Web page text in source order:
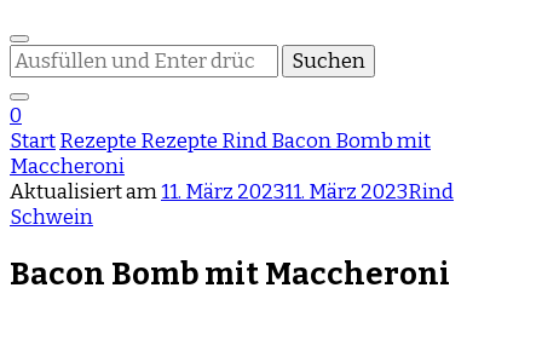
Suchst
du
nach
etwas?
0
StartRezepte Rezepte RindBacon Bomb mit
Maccheroni
Aktualisiert am11. März 202311. März 2023Rind
Schwein
Bacon Bomb mit Maccheroni